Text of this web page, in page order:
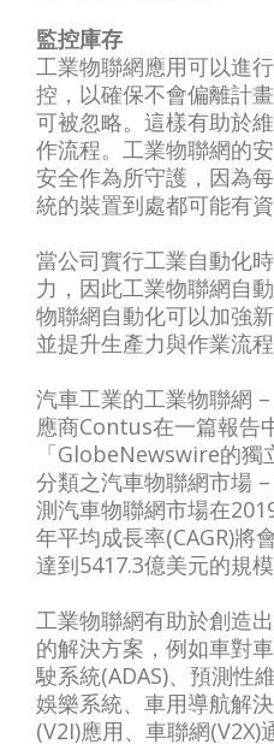
監控庫存
工業物聯網應用可以進
控，以確保不會偏離計
可被忽略。這樣有助於
作流程。工業物聯網的
安全作為所守護，因為
統的裝置到處都可能有資
當公司實行工業自動化
力，因此工業物聯網自
物聯網自動化可以加強
並提升生產力與作業流程
汽車工業的工業物聯網
應商Contus在一篇報告
「GlobeNewswire的獨
分類之汽車物聯網市場
測汽車物聯網市場在
年平均成長率(CAGR)將
達到5417.3億美元的規模
工業物聯網有助於創造
的解決方案，例如車對
駛系統(ADAS)、預測性
娛樂系統、車用導航解
(V2I)應用、車聯網(V2X)